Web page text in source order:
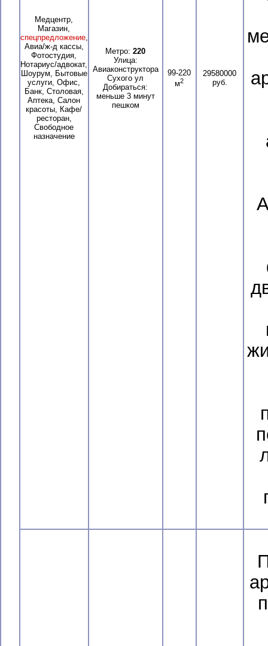
Медцентр,
Магазин,
спецпредложение,
Авиа/ж-д кассы,
Фотостудия,
Нотариус/адвокат,
Шоурум, Бытовые
услуги, Офис,
Банк, Столовая,
Аптека, Салон
красоты, Кафе/
ресторан,
Свободное
назначение
Метро: 220
Улица:
Авиаконструктора
Сухого ул
Добираться:
меньше 3 минут
пешком
99-220
м2
29580000
руб.